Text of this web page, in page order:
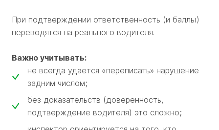
При подтверждении ответственность (и баллы)
переводятся на реального водителя.
Важно учитывать:
не всегда удается «переписать» нарушение
задним числом;
без доказательств (доверенность,
подтверждение водителя) это сложно;